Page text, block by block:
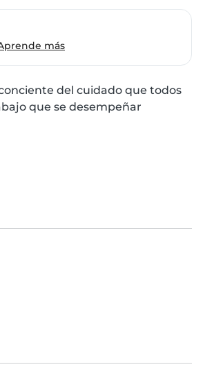
más
del cuidado que todos
que se desempeñar